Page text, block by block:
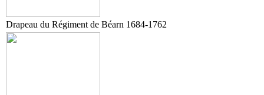
Drapeau du Régiment de Béarn 1684-1762